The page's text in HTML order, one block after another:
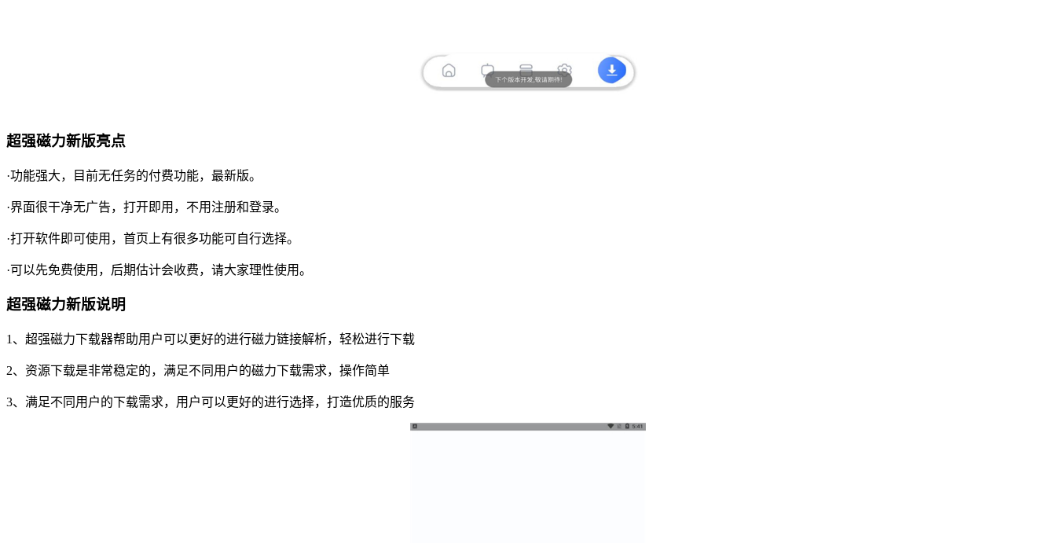
超强磁力新版亮点
·功能强大，目前无任务的付费功能，最新版。
·界面很干净无广告，打开即用，不用注册和登录。
·打开软件即可使用，首页上有很多功能可自行选择。
·可以先免费使用，后期估计会收费，请大家理性使用。
超强磁力新版说明
1、超强磁力下载器帮助用户可以更好的进行磁力链接解析，轻松进行下载
2、资源下载是非常稳定的，满足不同用户的磁力下载需求，操作简单
3、满足不同用户的下载需求，用户可以更好的进行选择，打造优质的服务